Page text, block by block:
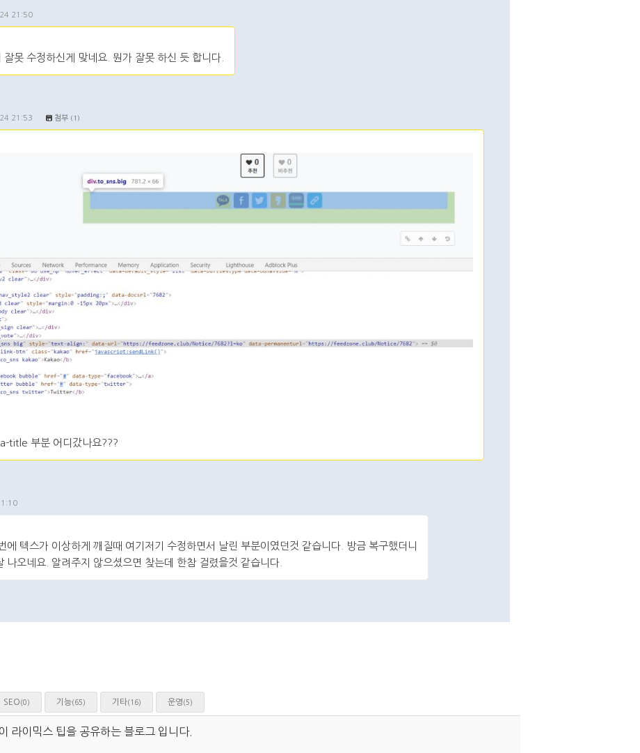
21:50
잘못 수정하신게 맞네요. 뭔가 잘못 하신 듯 합니다.
21:53 첨부 (1)
title 부분 어디갔나요???
에 텍스가 이상하게 깨질때 여기저기 수정하면서 날린 부분이였던것 같습니다. 방금 복구했더니
나오네요. 알려주지 않으셨으면 찾는데 한참 걸렸을것 같습니다.
SEO (0) 기능(65) 기타(16) 운영 (5)
라이믹스 팁을 공유하는 블로그 입니다.